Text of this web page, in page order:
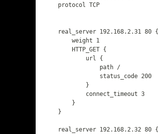
    protocol TCP
    real_server 192.168.2.31 80 {
        weight 1
        HTTP_GET {
            url {
                path /
                status_code 200
            }
            connect_timeout 3
        }
    }
    real_server 192.168.2.32 80 {